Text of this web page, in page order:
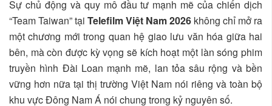
Sự chủ động và quy mô đầu tư mạnh mẽ của chiến dịch
“Team Taiwan” tại Telefilm Việt Nam 2026 không chỉ mở ra
một chương mới trong quan hệ giao lưu văn hóa giữa hai
bên, mà còn được kỳ vọng sẽ kích hoạt một làn sóng phim
truyền hình Đài Loan mạnh mẽ, lan tỏa sâu rộng và bền
vững hơn nữa tại thị trường Việt Nam nói riêng và toàn bộ
khu vực Đông Nam Á nói chung trong kỷ nguyên số.